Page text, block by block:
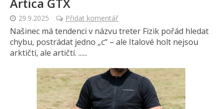
29.9.2025 Přidat komentář
Našinec má tendenci v názvu treter Fizik pořád hledat
chybu, postrádat jedno „c“ – ale Italové holt nejsou
arktičtí, ale artičtí. ......